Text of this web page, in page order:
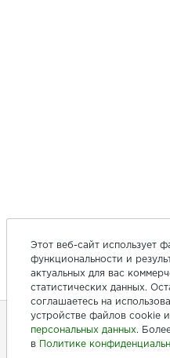
+7 (846) 275-20-10
Этот веб-сайт использует
функциональности и
актуальных для вас
статистических данных.
соглашаетесь на
устройстве файлов cookie
персональных данных.
в
Политике